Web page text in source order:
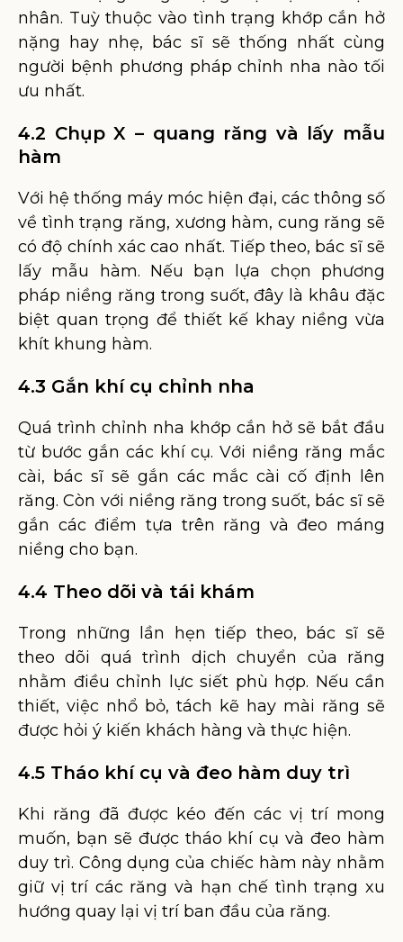
nhân. Tuỳ thuộc vào tình trạng khớp cắn hở
nặng hay nhẹ, bác sĩ sẽ thống nhất cùng
người bệnh phương pháp chỉnh nha nào tối
ưu nhất.
4.2 Chụp X – quang răng và lấy mẫu
hàm
Với hệ thống máy móc hiện đại, các thông số
về tình trạng răng, xương hàm, cung răng sẽ
có độ chính xác cao nhất. Tiếp theo, bác sĩ sẽ
lấy mẫu hàm. Nếu bạn lựa chọn phương
pháp niềng răng trong suốt, đây là khâu đặc
biệt quan trọng để thiết kế khay niềng vừa
khít khung hàm.
4.3 Gắn khí cụ chỉnh nha
Quá trình chỉnh nha khớp cắn hở sẽ bắt đầu
từ bước gắn các khí cụ. Với niềng răng mắc
cài, bác sĩ sẽ gắn các mắc cài cố định lên
răng. Còn với niềng răng trong suốt, bác sĩ sẽ
gắn các điểm tựa trên răng và đeo máng
niềng cho bạn.
4.4 Theo dõi và tái khám
Trong những lần hẹn tiếp theo, bác sĩ sẽ
theo dõi quá trình dịch chuyển của răng
nhằm điều chỉnh lực siết phù hợp. Nếu cần
thiết, việc nhổ bỏ, tách kẽ hay mài răng sẽ
được hỏi ý kiến khách hàng và thực hiện.
4.5 Tháo khí cụ và đeo hàm duy trì
Khi răng đã được kéo đến các vị trí mong
muốn, bạn sẽ được tháo khí cụ và đeo hàm
duy trì. Công dụng của chiếc hàm này nhằm
giữ vị trí các răng và hạn chế tình trạng xu
hướng quay lại vị trí ban đầu của răng.